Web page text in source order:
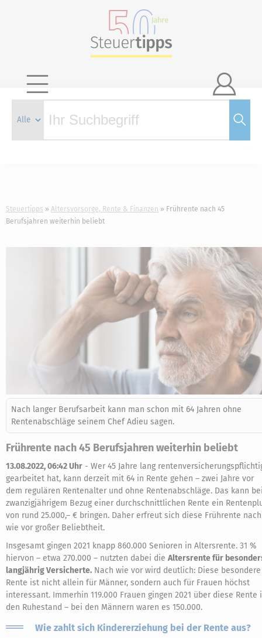

Steuertipps Altersvorsorge, Rente & Finanzen
Frührente nach 45
Berufsjahren weiterhin beliebt
Nach langer Berufsarbeit kann man schon mit 64 Jahren ohne
Rentenabschläge seinem Chef Adieu sagen.
Frührente nach 45 Berufsjahren weiterhin beliebt
13.08.2022, 06:42 Uhr - Wer 45 Jahre lang
gearbeitet hat, kann derzeit mit 64 in Rente gehen – zwei Jahre vor
dem regulären Rentenalter und ohne Rentenabschläge. Das kann
zwanzigjährigem Bezug einer durchschnittlichen Rente ein
von rund 25.000,– € bringen. Daher erfreut sich diese Frührente nach
wie vor großer Beliebtheit.
Insgesamt gingen 2021 knapp 860.000 Senioren in Altersrente. 31 %
hiervon – etwa 270.000 – nutzten dabei die Altersrente für
langjährig Versicherte. Nach wie vor wird deutlich: Diese besondere
Rente ist nicht allein für Männer, sondern auch für Frauen höchst
interessant. Immerhin 119.000 Frauen gingen 2021 über diese Rente
den Ruhestand – bei den Männern waren es 150.000.
Wie zahlt sich Kindererziehung bei der Rente aus?